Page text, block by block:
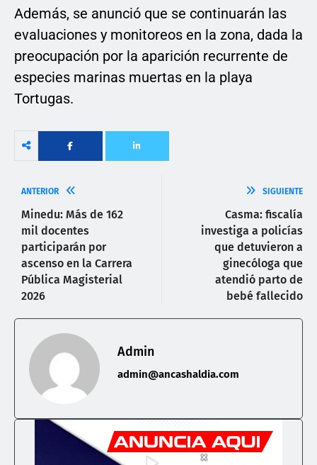
Además, se anunció que se continuarán las
evaluaciones y monitoreos en la zona, dada la
preocupación por la aparición recurrente de
especies marinas muertas en la playa
Tortugas.
ANTERIOR
Minedu: Más de 162
mil docentes
participarán por
ascenso en la Carrera
Pública Magisterial
2026
SIGUIENTE
Casma: fiscalía
investiga a policías
que detuvieron a
ginecóloga que
atendió parto de
bebé fallecido
Admin
admin@ancashaldia.com